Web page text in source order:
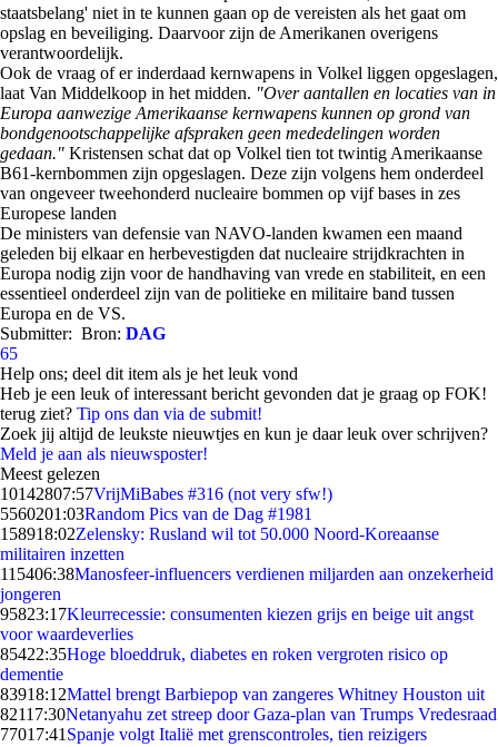
staatsbelang' niet in te kunnen gaan op de vereisten als het gaat om
opslag en beveiliging. Daarvoor zijn de Amerikanen overigens
verantwoordelijk.
Ook de vraag of er inderdaad kernwapens in Volkel liggen opgeslagen,
laat Van Middelkoop in het midden. "Over aantallen en locaties van in
Europa aanwezige Amerikaanse kernwapens kunnen op grond van
bondgenootschappelijke afspraken geen mededelingen worden
gedaan." Kristensen schat dat op Volkel tien tot twintig Amerikaanse
B61-kernbommen zijn opgeslagen. Deze zijn volgens hem onderdeel
van ongeveer tweehonderd nucleaire bommen op vijf bases in zes
Europese landen
De ministers van defensie van NAVO-landen kwamen een maand
geleden bij elkaar en herbevestigden dat nucleaire strijdkrachten in
Europa nodig zijn voor de handhaving van vrede en stabiliteit, en een
essentieel onderdeel zijn van de politieke en militaire band tussen
Europa en de VS.
Submitter: Bron: DAG
65
Help ons; deel dit item als je het leuk vond
Heb je een leuk of interessant bericht gevonden dat je graag op FOK!
terug ziet? Tip ons dan via de submit!
Zoek jij altijd de leukste nieuwtjes en kun je daar leuk over schrijven?
Meld je aan als nieuwsposter!
Meest gelezen
10142807:57VrijMiBabes #316 (not very sfw!)
5560201:03Random Pics van de Dag #1981
158918:02Zelensky: Rusland wil tot 50.000 Noord-Koreaanse
militairen inzetten
115406:38Manosfeer-influencers verdienen miljarden aan onzekerheid
jongeren
95823:17Kleurrecessie: consumenten kiezen grijs en beige uit angst
voor waardeverlies
85422:35Hoge bloeddruk, diabetes en roken vergroten risico op
dementie
83918:12Mattel brengt Barbiepop van zangeres Whitney Houston uit
82117:30Netanyahu zet streep door Gaza-plan van Trumps Vredesraad
77017:41 Spanje volgt Italië met grenscontroles, tien reizigers